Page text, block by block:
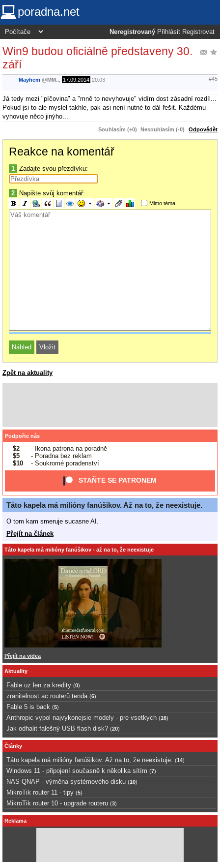
poradna.net
Neregistrovaný Přihlásit Registrovat
Win9 budou oficiálně představeny 30.
září
Mayhem @MM.. 17.09.2014 20:03 #45
Já tedy mezi "píčovina" a "mně to nevyhovuje" vidím dost zásadní rozdíl...
Pokud jsi to ale myslel takhle, pak asi není nutné to dál řešit. Každému
vyhovuje něco jinýho...
Souhlasím (+0) Nesouhlasím (-0) Odpovědět
Reakce na komentář
1 Zadajte svou přezdívku:
2 Napište svůj komentář:
Mimo téma
Zpět na aktuality
Podpořte nás
$2
- Ikona patrona na poradně
$5
- Poradna bez reklam
$10
- Soukromé poradenství
STAŇTE SE PATRONEM
Táto kapela má milióny fanúšikov. Až na to, že neexistuje.
O tom kam smeruje sucasne AI.
Přejít na článek
Táto kapela má milióny fanúšikov - až na to, že neexistuje
Přejít na videa
Aktuality
Fable uz len za kredity (0)
zranitelnost ac routerů tenda (6)
Fable 5 is back (5)
Anthropic vypol najvykonejsie modely - pre vsetkych (16)
Jak odhalit falešný USB flash disk? (20)
Články
Táto kapela má milióny fanúšikov. Až na to, že neexistuje. (14)
Windows 11 - připojení současně k několika sítím (7)
NAS QNAP - výměna systémového disku (10)
MikroTik router 11 - tipy (5)
MikroTik router 10 - upgrade routeru (3)
Reklama